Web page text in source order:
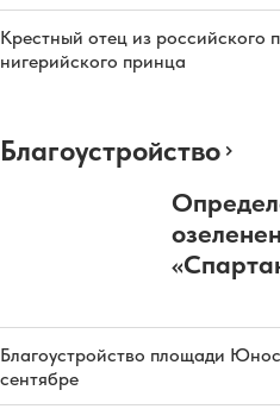
Крестный отец из российского
нигерийского принца
Благоустройство
Благоустройство площади
сентябре